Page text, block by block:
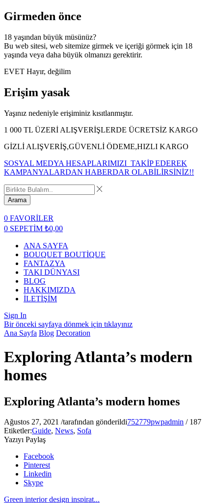
Girmeden önce
18 yaşından büyük müsünüz?
Bu web sitesi, web sitemize girmek ve içeriği görmek için 18
yaşında veya daha büyük olmanızı gerektirir.
EVET Hayır, değilim
Erişim yasak
Yaşınız nedeniyle erişiminiz kısıtlanmıştır.
1 000 TL ÜZERİ ALIŞVERİŞLERDE ÜCRETSİZ KARGO
GİZLİ ALIŞVERİŞ,GÜVENLİ ÖDEME,HIZLI KARGO
SOSYAL MEDYA HESAPLARIMIZI TAKİP EDEREK
KAMPANYALARDAN HABERDAR OLABİLİRSİNİZ!!
Arama
0 FAVORİLER
0 SEPETİM ₺0,00
ANA SAYFA
BOUQUET BOUTİQUE
FANTAZYA
TAKI DÜNYASI
BLOG
HAKKIMIZDA
İLETİŞİM
Sign In
Bir önceki sayfaya dönmek için tıklayınız
Ana Sayfa Blog Decoration
Exploring Atlanta’s modern
homes
Exploring Atlanta’s modern homes
Ağustos 27, 2021 /tarafından gönderildi752779pwpadmin / 187
Etiketler:Guide, News, Sofa
Yazıyı Paylaş
Facebook
Pinterest
Linkedin
Skype
Green interior design inspirat...